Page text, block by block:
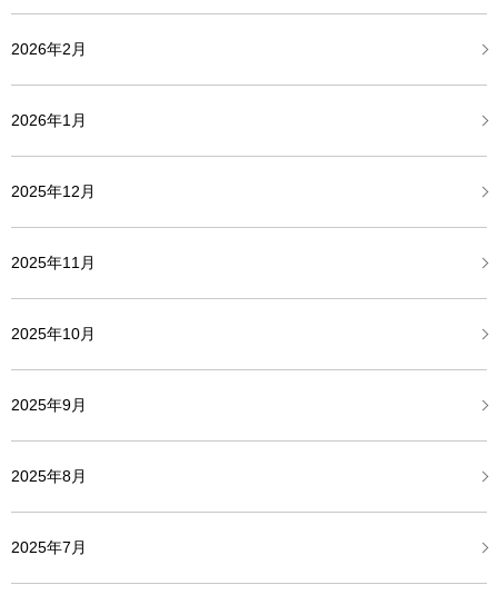
2026年2月
2026年1月
2025年12月
2025年11月
2025年10月
2025年9月
2025年8月
2025年7月